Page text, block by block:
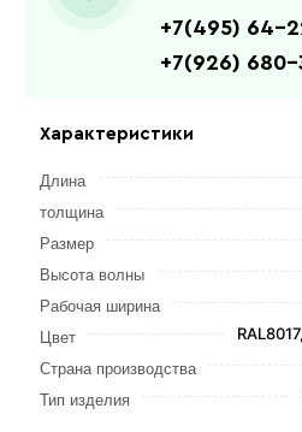
Характеристики
Длина
толщина
Размер
Высота волны
Рабочая ширина
Цвет
Страна производства
Тип изделия
+7(495) 64-
+7(926)